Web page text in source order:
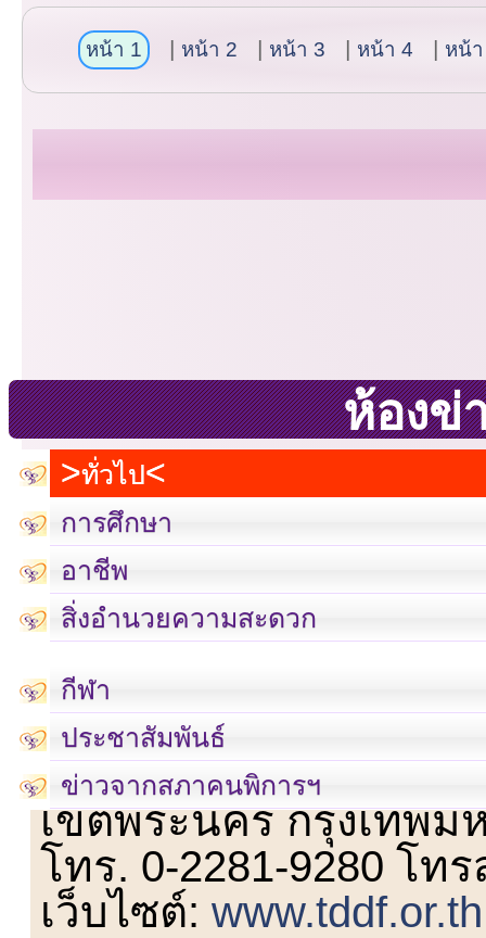
หน้า 1 หน้า 2 หน้า 3 หน้า 4 หน้
ห้องข่
ทั่วไป
การศึกษา
อาชีพ
สิ่งอำนวยความสะดวก
กีฬา
ประชาสัมพันธ์
ข่าวจากสภาคนพิการฯ
เลขที่ 23 ชั้น 2 ถนนวิ
เขตพระนคร กรุงเทพม
โทร. 0-2281-9280 โท
เว็บไซต์:www.tddf.or.th